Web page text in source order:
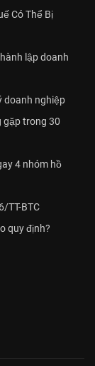
Có Thể Bị
lập doanh
doanh nghiệp
gặp trong 30
4 nhóm hồ
TT-BTC
quy định?